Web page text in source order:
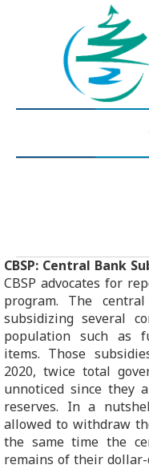
CBSP: Central Bank
CBSP advocates for
program. The
subsidizing several
population such as
items. Those
2020, twice total
unnoticed since they
reserves. In a
allowed to withdraw
the same time the
remains of their